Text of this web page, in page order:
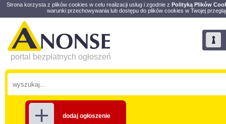
Strona korzysta z plików cookies w celu realizacji usług i zgodnie z Polityką Plików
warunki przechowywania lub dostępu do plików cookies w Twojej
portal bezpłatnych ogłoszeń
dodaj ogłoszenie